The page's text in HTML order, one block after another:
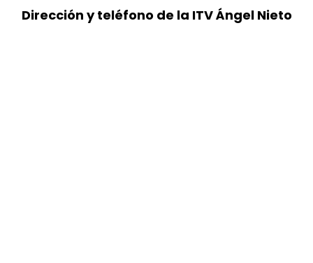
Dirección y teléfono de la ITV Ángel Nieto